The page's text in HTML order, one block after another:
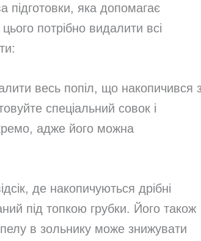
яка допомагає
потрібно видалити всі
весь попіл, що накопичився
спеціальний совок і
адже його можна
де накопичуються дрібні
під топкою грубки. Його також
в зольнику може знижувати